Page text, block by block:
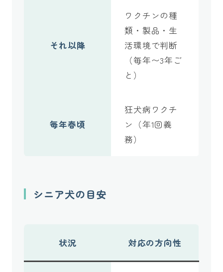
それ以降
ワクチンの種
類・製品・生
活環境で判断
（毎年〜3年ご
と）
毎年春頃
狂犬病ワクチ
ン（年1回義
務）
シニア犬の目安
状況 対応の方向性